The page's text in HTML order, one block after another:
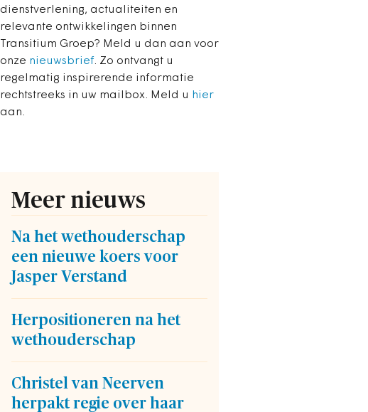
dienstverlening, actualiteiten en
relevante ontwikkelingen binnen
Transitium Groep? Meld u dan aan voor
onze nieuwsbrief. Zo ontvangt u
regelmatig inspirerende informatie
rechtstreeks in uw mailbox. Meld u hier
aan.
Meer nieuws
Na het wethouderschap
een nieuwe koers voor
Jasper Verstand
Herpositioneren na het
wethouderschap
Christel van Neerven
herpakt regie over haar